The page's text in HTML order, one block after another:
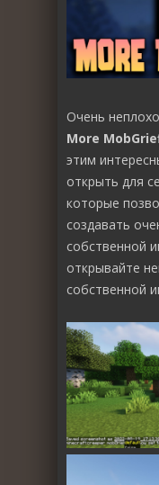
Очень
More
этим
открыть для
которые
создавать
собственной
открывайте
собственной